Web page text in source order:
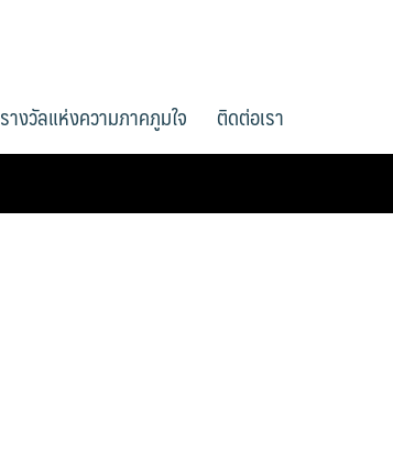
รางวัลแห่งความภาคภูมใจ ติดต่อเรา